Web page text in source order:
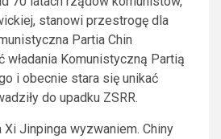
stanowi przestrogę dla
Partia Chin
władania Komunistyczną Partią
i obecnie stara się unikać
do upadku ZSRR.
Xi Jinpinga wyzwaniem. Chiny